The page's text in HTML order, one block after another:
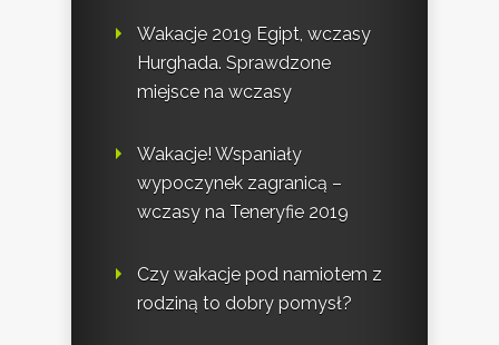
Wakacje 2019 Egipt, wczasy
Hurghada. Sprawdzone
miejsce na wczasy
Wakacje! Wspaniały
wypoczynek zagranicą –
wczasy na Teneryfie 2019
Czy wakacje pod namiotem z
rodziną to dobry pomysł?